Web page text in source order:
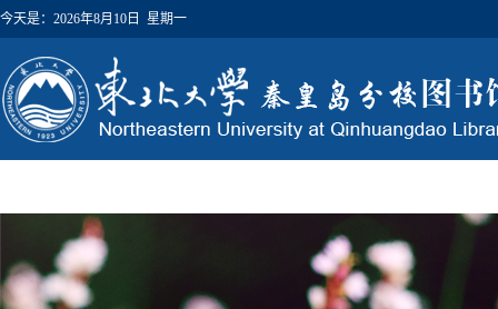
今天是： 2026年8月10日 星期一